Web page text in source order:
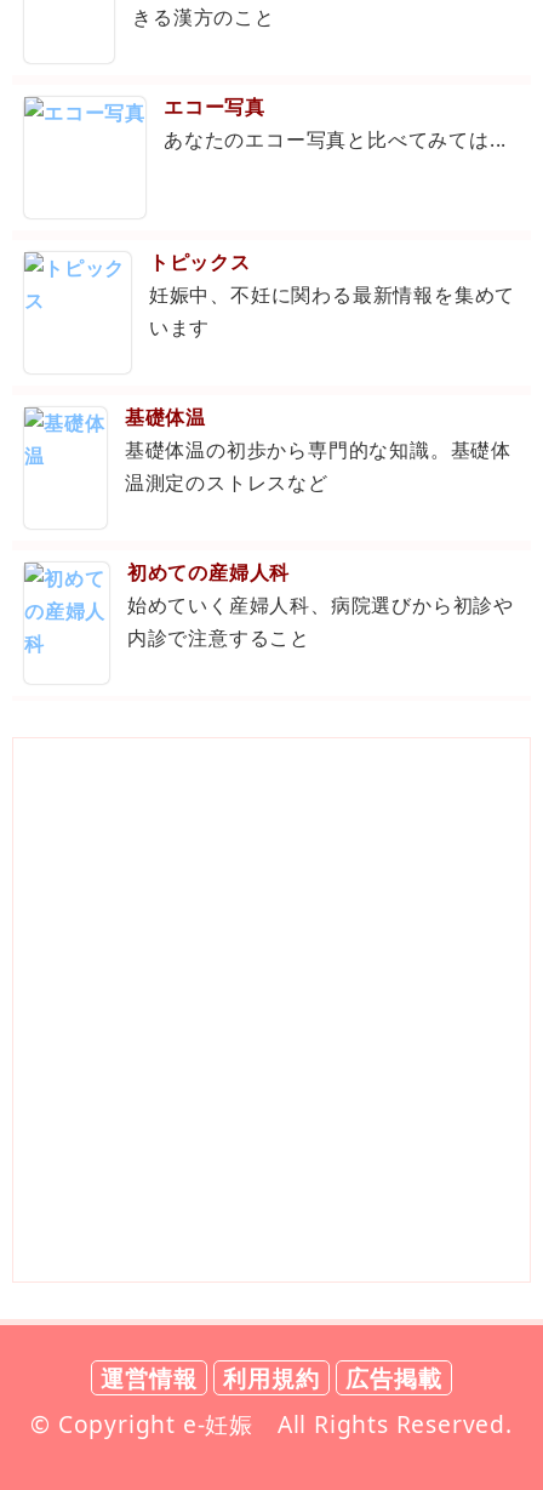
きる漢方のこと
エコー写真
あなたのエコー写真と比べてみては...
トピックス
妊娠中、不妊に関わる最新情報を集めて
います
基礎体温
基礎体温の初歩から専門的な知識。基礎体
温測定のストレスなど
初めての産婦人科
始めていく産婦人科、病院選びから初診や
内診で注意すること
運営情報 利用規約
広告掲載
© Copyright e-妊娠 All Rights Reserved.